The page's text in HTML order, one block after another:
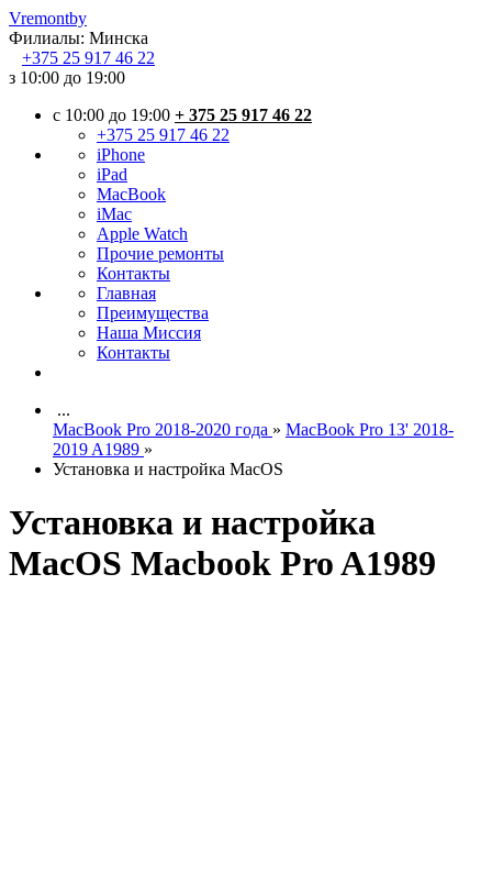
Vremontby
Филиалы: Минска
+375 25 917 46 22
з 10:00 до 19:00
c 10:00 до 19:00 + 375 25 917 46 22
+375 25 917 46 22
iPhone
iPad
MacBook
iMac
Apple Watch
Прочие ремонты
Контакты
Главная
Преимущества
Наша Миссия
Контакты
...
MacBook Pro 2018-2020 года » MacBook Pro 13' 2018-
2019 A1989 »
Установка и настройка MacОS
Установка и настройка
MacОS Macbook Pro A1989